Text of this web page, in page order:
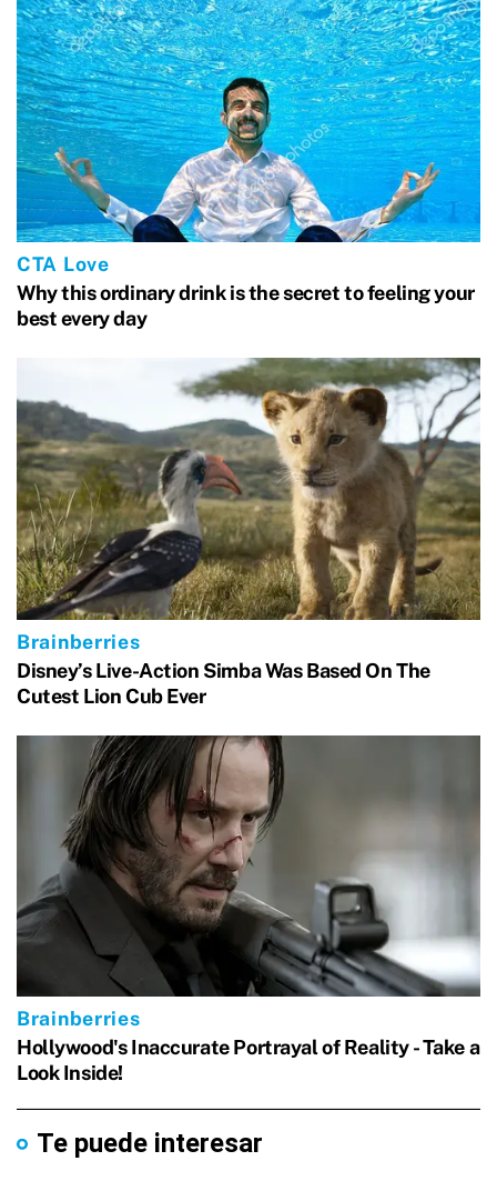
Te puede interesar